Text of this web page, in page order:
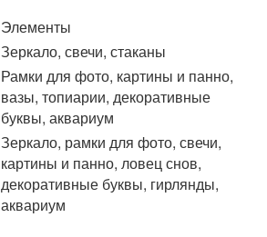
Элементы
Зеркало, свечи, стаканы
Рамки для фото, картины и панно,
вазы, топиарии, декоративные
буквы, аквариум
Зеркало, рамки для фото, свечи,
картины и панно, ловец снов,
декоративные буквы, гирлянды,
аквариум